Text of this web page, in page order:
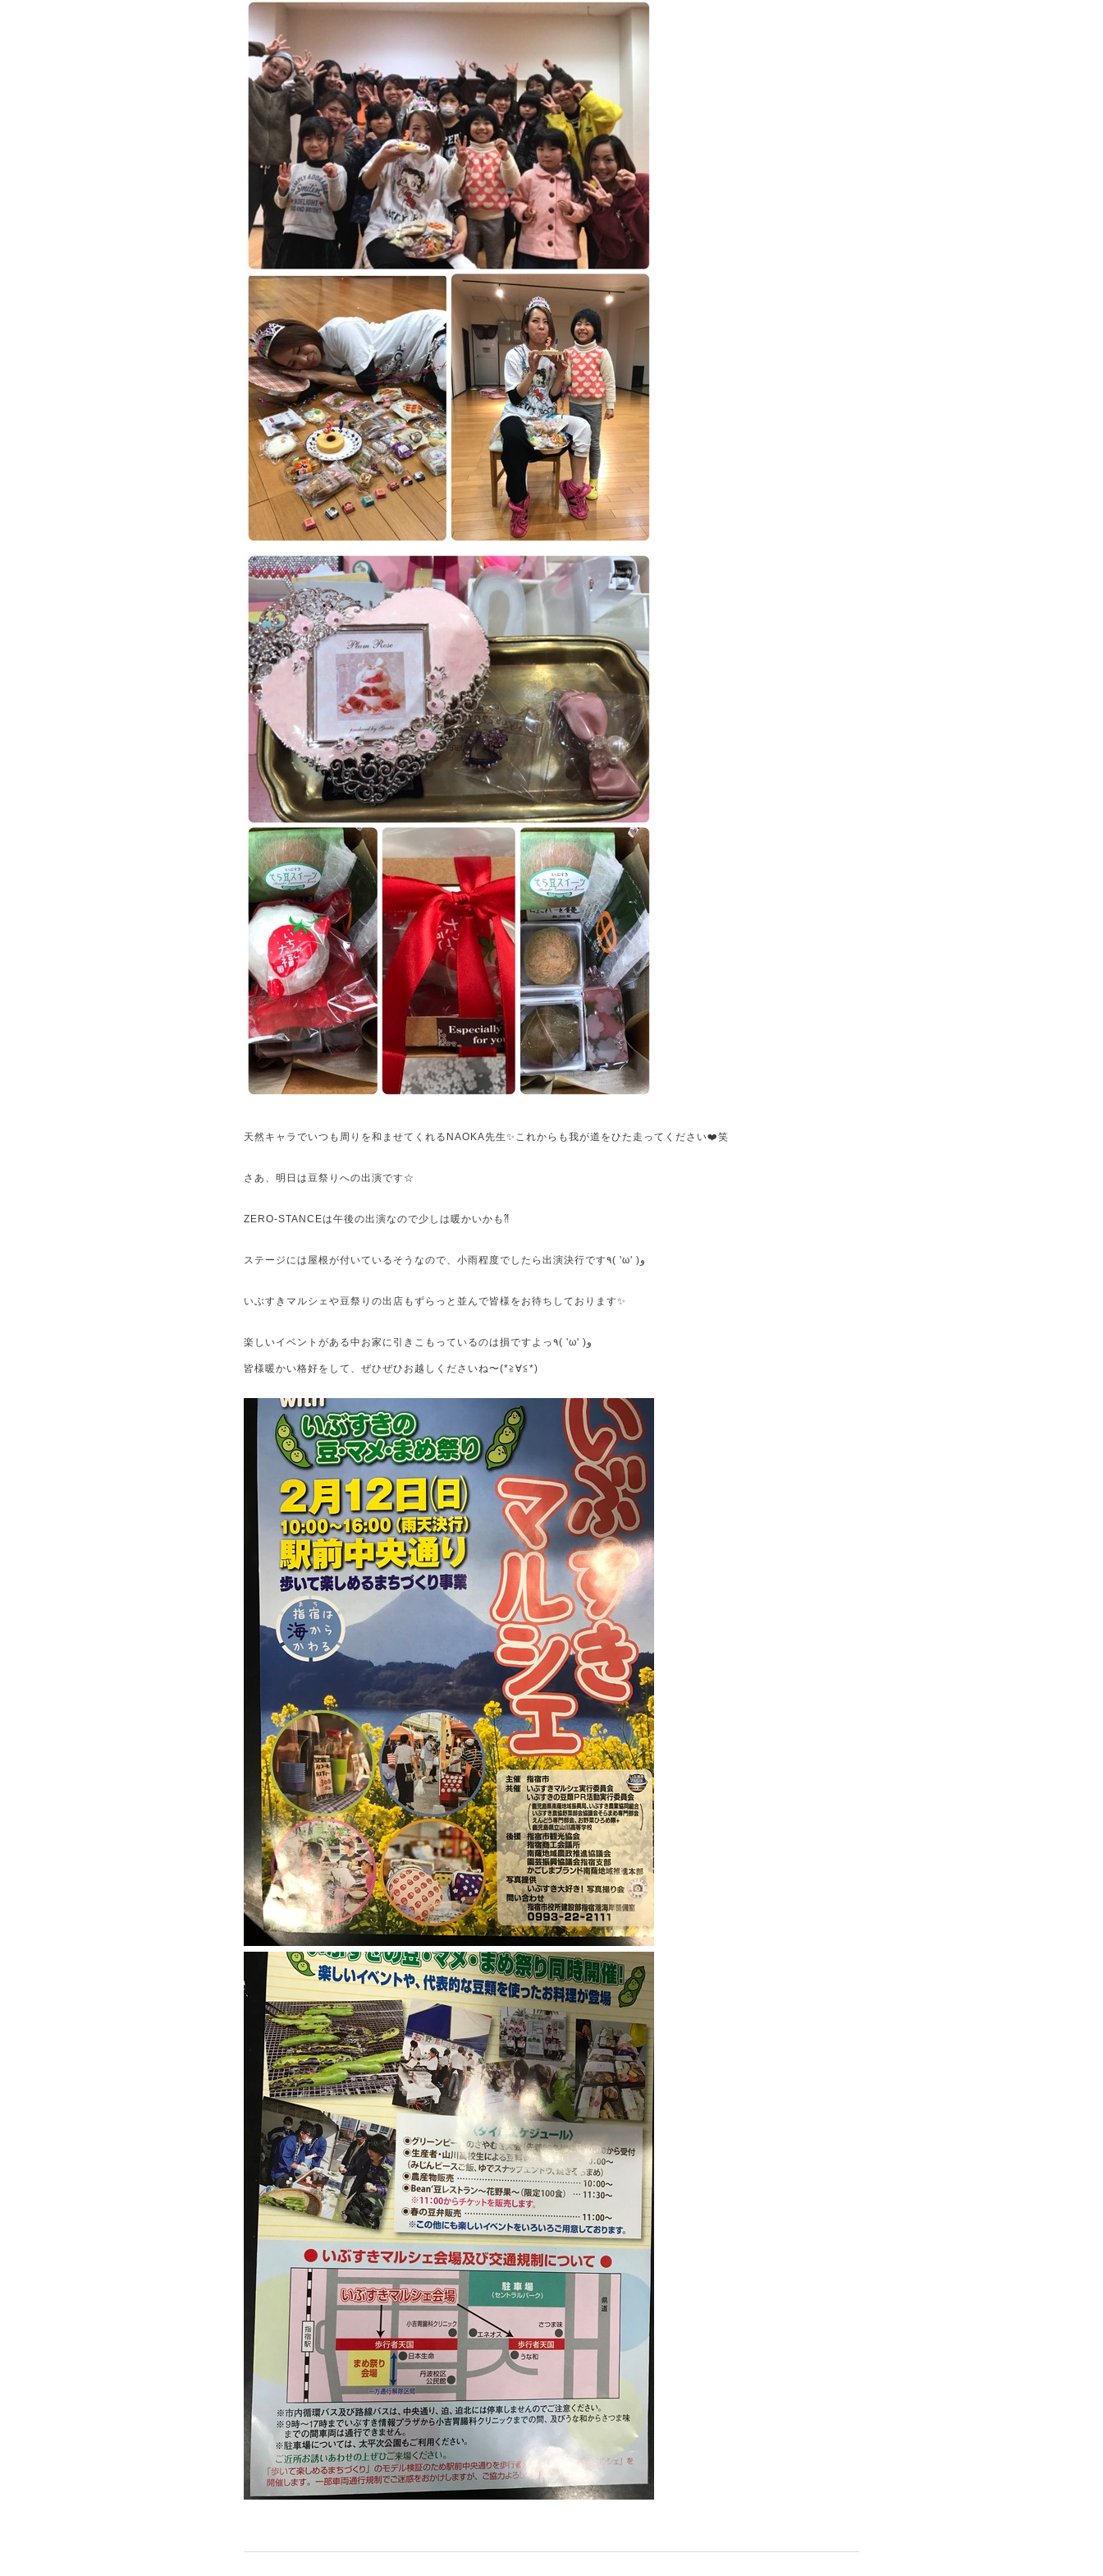
天然キャラでいつも周りを和ませてくれるNAOKA先生✨これからも我が道をひた走ってください❤️笑
さあ、明日は豆祭りへの出演です☆
ZERO-STANCEは午後の出演なので少しは暖かいかも⁈
ステージには屋根が付いているそうなので、小雨程度でしたら出演決行です٩( 'ω' )و
いぶすきマルシェや豆祭りの出店もずらっと並んで皆様をお待ちしております✨
楽しいイベントがある中お家に引きこもっているのは損ですよっ٩( 'ω' )و
皆様暖かい格好をして、ぜひぜひお越しくださいね〜(*≧∀≦*)